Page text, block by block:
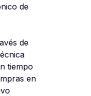
de
de
tiempo
en